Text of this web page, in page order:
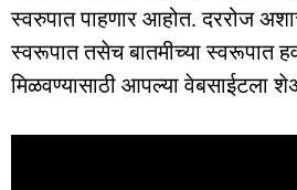
स्वरुपात पाहणार आहोत. दररोज
स्वरूपात तसेच बातमीच्या स्वरूपात
मिळवण्यासाठी आपल्या वेबसाईटला